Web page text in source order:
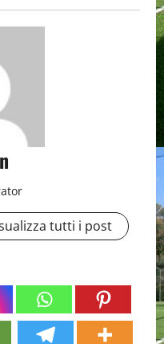
tutti i post